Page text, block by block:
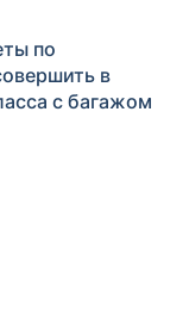
по
в
с багажом